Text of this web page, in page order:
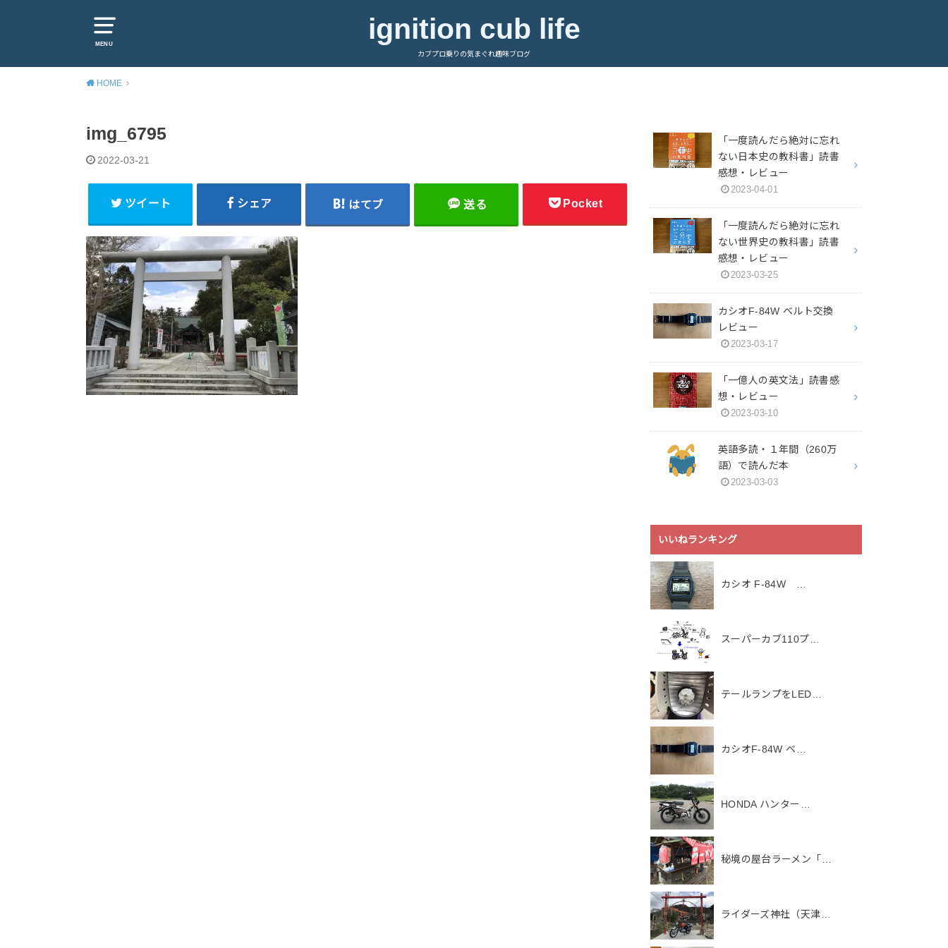
MENU ignition cub life
カブプロ乗りの気まぐれ趣味ブログ
HOME
img_6795
2022-03-21
ツイート シェア はてブ 送る Pocket
「一度読んだら絶対に忘れ
ない日本史の教科書」読書
感想・レビュー
2023-04-01
「一度読んだら絶対に忘れ
ない世界史の教科書」読書
感想・レビュー
2023-03-25
カシオF-84W ベルト交換
レビュー
2023-03-17
「一億人の英文法」読書感
想・レビュー
2023-03-10
英語多読・１年間（260万
語）で読んだ本
2023-03-03
いいねランキング
カシオ F-84W …
スーパーカブ110プ…
テールランプをLED…
カシオF-84W ベ…
HONDA ハンター…
秘境の屋台ラーメン「…
ライダーズ神社（天津…